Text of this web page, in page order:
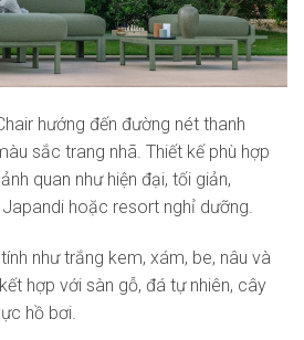
hướng đến đường nét thanh
sắc trang nhã. Thiết kế phù hợp
quan như hiện đại, tối giản,
hoặc resort nghỉ dưỡng.
như trắng kem, xám, be, nâu và
hợp với sàn gỗ, đá tự nhiên, cây
hồ bơi.